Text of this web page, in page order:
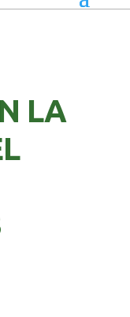
LA